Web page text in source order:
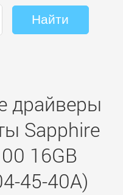
драйверы
Sapphire
16GB
45-40A)